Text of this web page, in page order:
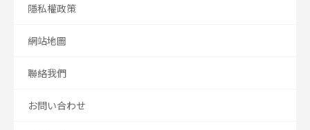
隱私權政策
網站地圖
聯絡我們
お問い合わせ